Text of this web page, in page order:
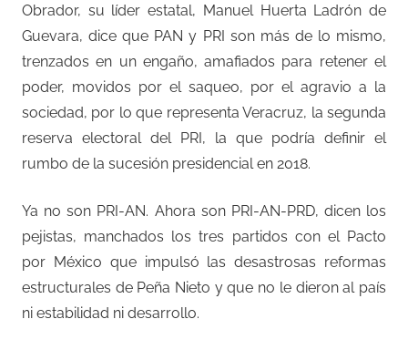
Obrador, su líder estatal, Manuel Huerta Ladrón de
Guevara, dice que PAN y PRI son más de lo mismo,
trenzados en un engaño, amafiados para retener el
poder, movidos por el saqueo, por el agravio a la
sociedad, por lo que representa Veracruz, la segunda
reserva electoral del PRI, la que podría definir el
rumbo de la sucesión presidencial en 2018.
Ya no son PRI-AN. Ahora son PRI-AN-PRD, dicen los
pejistas, manchados los tres partidos con el Pacto
por México que impulsó las desastrosas reformas
estructurales de Peña Nieto y que no le dieron al país
ni estabilidad ni desarrollo.